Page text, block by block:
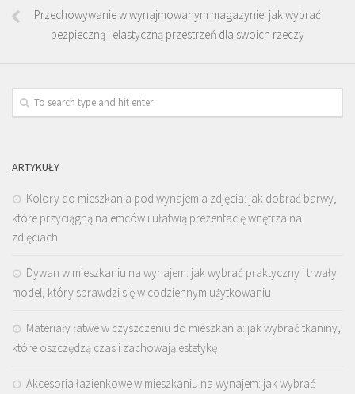
Przechowywanie w wynajmowanym magazynie: jak wybrać
bezpieczną i elastyczną przestrzeń dla swoich rzeczy
ARTYKUŁY
Kolory do mieszkania pod wynajem a zdjęcia: jak dobrać barwy,
które przyciągną najemców i ułatwią prezentację wnętrza na
zdjęciach
Dywan w mieszkaniu na wynajem: jak wybrać praktyczny i trwały
model, który sprawdzi się w codziennym użytkowaniu
Materiały łatwe w czyszczeniu do mieszkania: jak wybrać tkaniny,
które oszczędzą czas i zachowają estetykę
Akcesoria łazienkowe w mieszkaniu na wynajem: jak wybrać